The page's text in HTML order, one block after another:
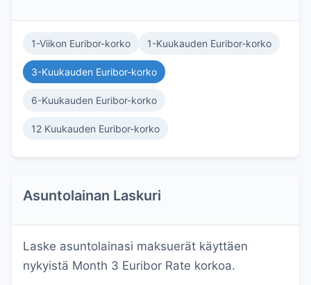
1-Viikon Euribor-korko 1-Kuukauden Euribor-korko
3-Kuukauden Euribor-korko
6-Kuukauden Euribor-korko
12 Kuukauden Euribor-korko
Asuntolainan Laskuri
Laske asuntolainasi maksuerät käyttäen
nykyistä Month 3 Euribor Rate korkoa.